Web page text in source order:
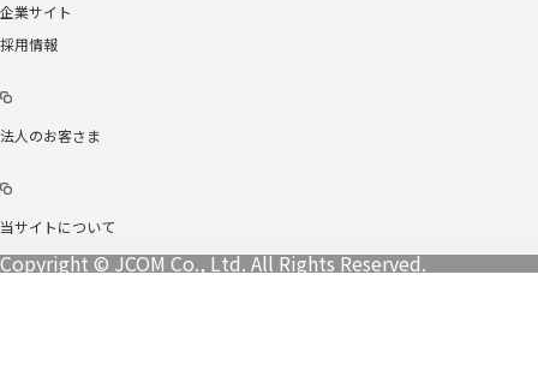
企業サイト
採用情報
法人のお客さま
当サイトについて
Copyright © JCOM Co., Ltd. All Rights Reserved.